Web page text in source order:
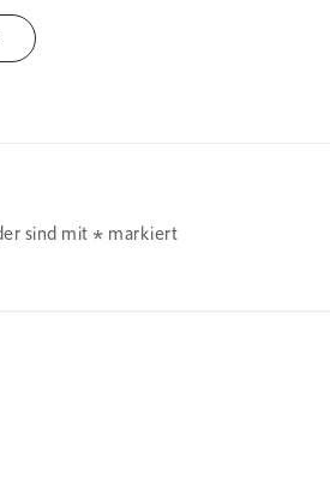
sind mit * markiert